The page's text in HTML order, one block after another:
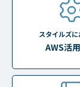
スタイルズに
AWS活